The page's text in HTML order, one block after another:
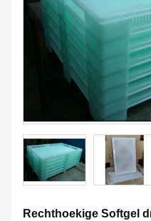
Rechthoekige Softgel